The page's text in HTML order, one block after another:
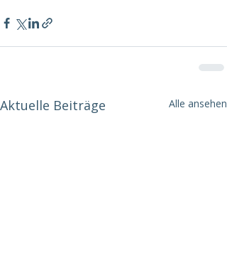
Aktuelle Beiträge Alle ansehen